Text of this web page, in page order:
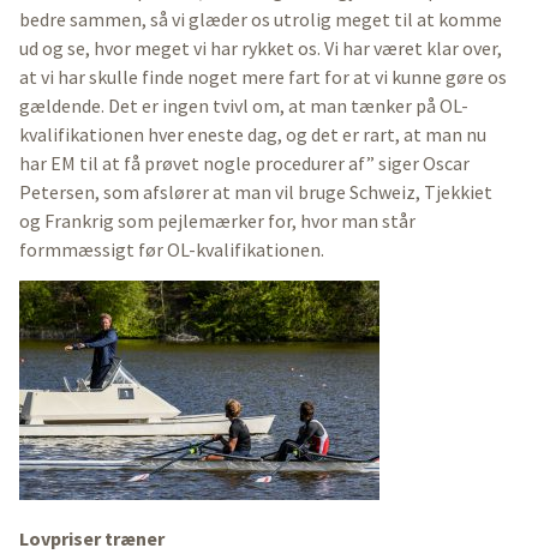
bedre sammen, så vi glæder os utrolig meget til at komme
ud og se, hvor meget vi har rykket os. Vi har været klar over,
at vi har skulle finde noget mere fart for at vi kunne gøre os
gældende. Det er ingen tvivl om, at man tænker på OL-
kvalifikationen hver eneste dag, og det er rart, at man nu
har EM til at få prøvet nogle procedurer af” siger Oscar
Petersen, som afslører at man vil bruge Schweiz, Tjekkiet
og Frankrig som pejlemærker for, hvor man står
formmæssigt før OL-kvalifikationen.
Lovpriser træner